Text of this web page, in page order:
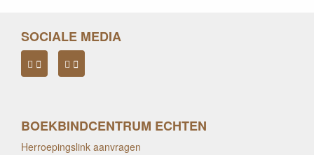
SOCIALE MEDIA
BOEKBINDCENTRUM ECHTEN
Herroepingslink aanvragen